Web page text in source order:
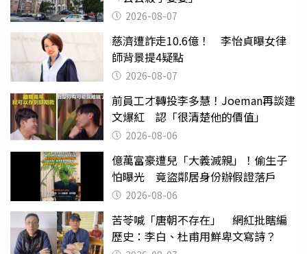
2026-08-07
慈濟遭詐走10.6億！ 李怡貞曝女律
師背景提4疑點
2026-08-07
前員工才轉投李多慧！Joeman再談建
文爆紅 認「很清楚他的價值」
2026-08-06
億萬富豪遭兒「大義滅親」！偷生子
怕曝光 竟盜鄰居身份辦假證落戶
2026-08-06
苦苓喊「唐朝不存在」 網紅批瞎編
歷史：李白、杜甫用鮮卑文寫詩？